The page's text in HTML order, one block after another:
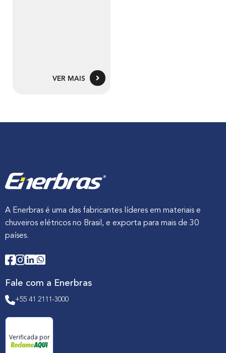
VER MAIS
A Enerbras é uma das fabricantes líderes em materiais e
chuveiros elétricos no Brasil, e exporta para mais de 30
países.
Fale com a Enerbras
+55 41 2111-3000
Verificada por